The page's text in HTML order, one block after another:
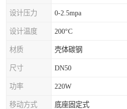
设计压力 0-2.5mpa
设计温度 200°C
材质 壳体碳钢
尺寸 DN50
功率 220W
移动方式 底座固定式